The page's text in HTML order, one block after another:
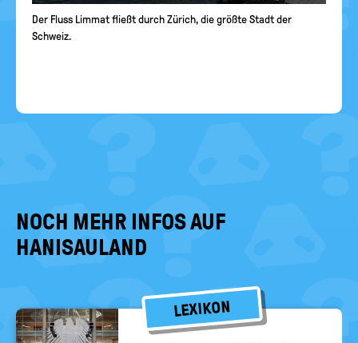
Der Fluss Limmat fließt durch Zürich, die größte Stadt der
Schweiz.
NOCH MEHR INFOS AUF
HANISAULAND
LEXIKON